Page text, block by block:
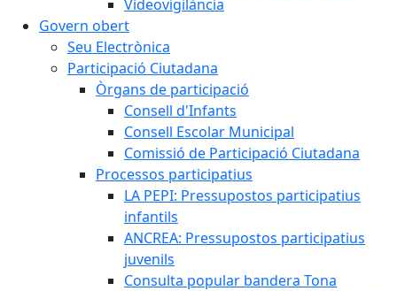
Videovigilància
Govern obert
Seu Electrònica
Participació Ciutadana
Òrgans de participació
Consell d'Infants
Consell Escolar Municipal
Comissió de Participació Ciutadana
Processos participatius
LA PEPI: Pressupostos participatius
infantils
ANCREA: Pressupostos participatius
juvenils
Consulta popular bandera Tona